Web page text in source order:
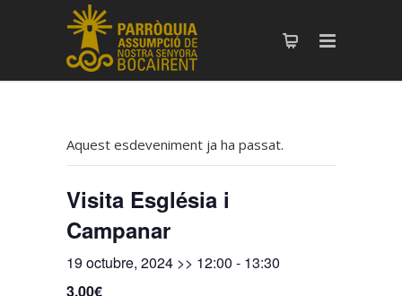
Aquest esdeveniment ja ha passat.
Visita Església i
Campanar
19 octubre, 2024 >> 12:00 - 13:30
3,00€